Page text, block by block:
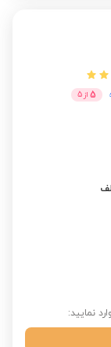
5 از 5
نمایید: